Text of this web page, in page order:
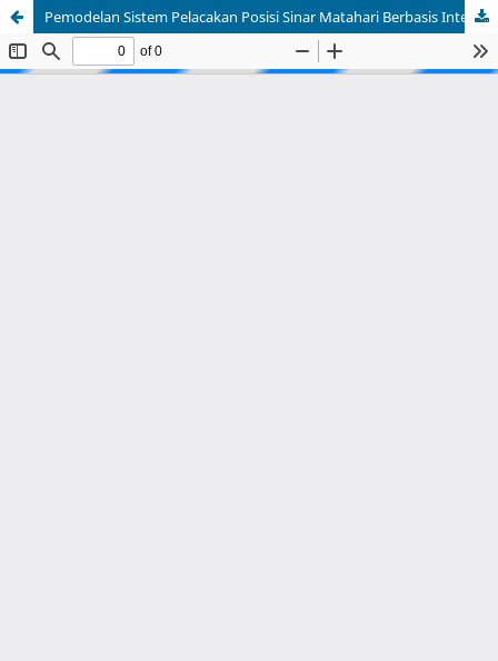
Pemodelan Sistem Pelacakan Posisi Sinar Matahari Berbasis Internet of Things (IoT) Berdasarkan Data Meteorologi